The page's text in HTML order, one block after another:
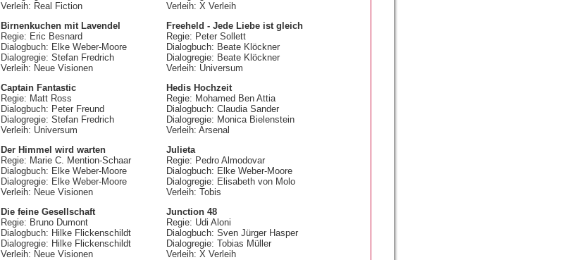
Verleih: Real Fiction
Birnenkuchen mit Lavendel
Regie: Eric Besnard
Dialogbuch: Elke Weber-Moore
Dialogregie: Stefan Fredrich
Verleih: Neue Visionen
Captain Fantastic
Regie: Matt Ross
Dialogbuch: Peter Freund
Dialogregie: Stefan Fredrich
Verleih: Universum
Der Himmel wird warten
Regie: Marie C. Mention-Schaar
Dialogbuch: Elke Weber-Moore
Dialogregie: Elke Weber-Moore
Verleih: Neue Visionen
Die feine Gesellschaft
Regie: Bruno Dumont
Dialogbuch: Hilke Flickenschildt
Dialogregie: Hilke Flickenschildt
Verleih: Neue Visionen
Verleih: X Verleih
Freeheld - Jede Liebe ist gleich
Regie: Peter Sollett
Dialogbuch: Beate Klöckner
Dialogregie: Beate Klöckner
Verleih: Universum
Hedis Hochzeit
Regie: Mohamed Ben Attia
Dialogbuch: Claudia Sander
Dialogregie: Monica Bielenstein
Verleih: Arsenal
Julieta
Regie: Pedro Almodovar
Dialogbuch: Elke Weber-Moore
Dialogregie: Elisabeth von Molo
Verleih: Tobis
Junction 48
Regie: Udi Aloni
Dialogbuch: Sven Jürger Hasper
Dialogregie: Tobias Müller
Verleih: X Verleih